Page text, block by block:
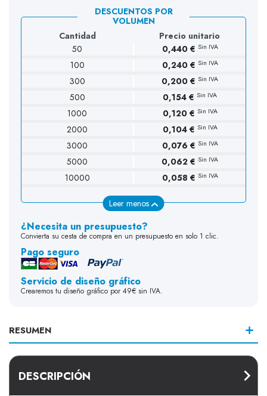
DESCUENTOS POR
VOLUMEN
Cantidad
Precio unitario
50
0,440 € Sin IVA
100 0,240 € Sin IVA
300 0,200 € Sin IVA
500 0,154 € Sin IVA
1000 0,120 € Sin IVA
2000 0,104 € Sin IVA
3000 0,076 € Sin IVA
5000 0,062 € Sin IVA
10000 0,058 € Sin IVA
Leer menos
¿Necesita un presupuesto?
Convierta su cesta de compra en un presupuesto en solo 1 clic.
Pago seguro
Servicio de diseño gráfico
Crearemos tu diseño gráfico por 49€ sin IVA.
RESUMEN
DESCRIPCIÓN